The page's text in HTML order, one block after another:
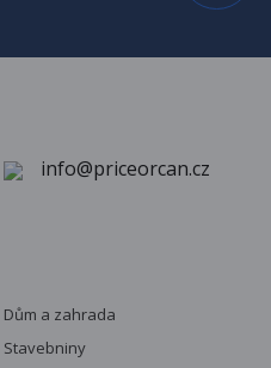
info@priceorcan.cz
Dům a zahrada
Stavebniny